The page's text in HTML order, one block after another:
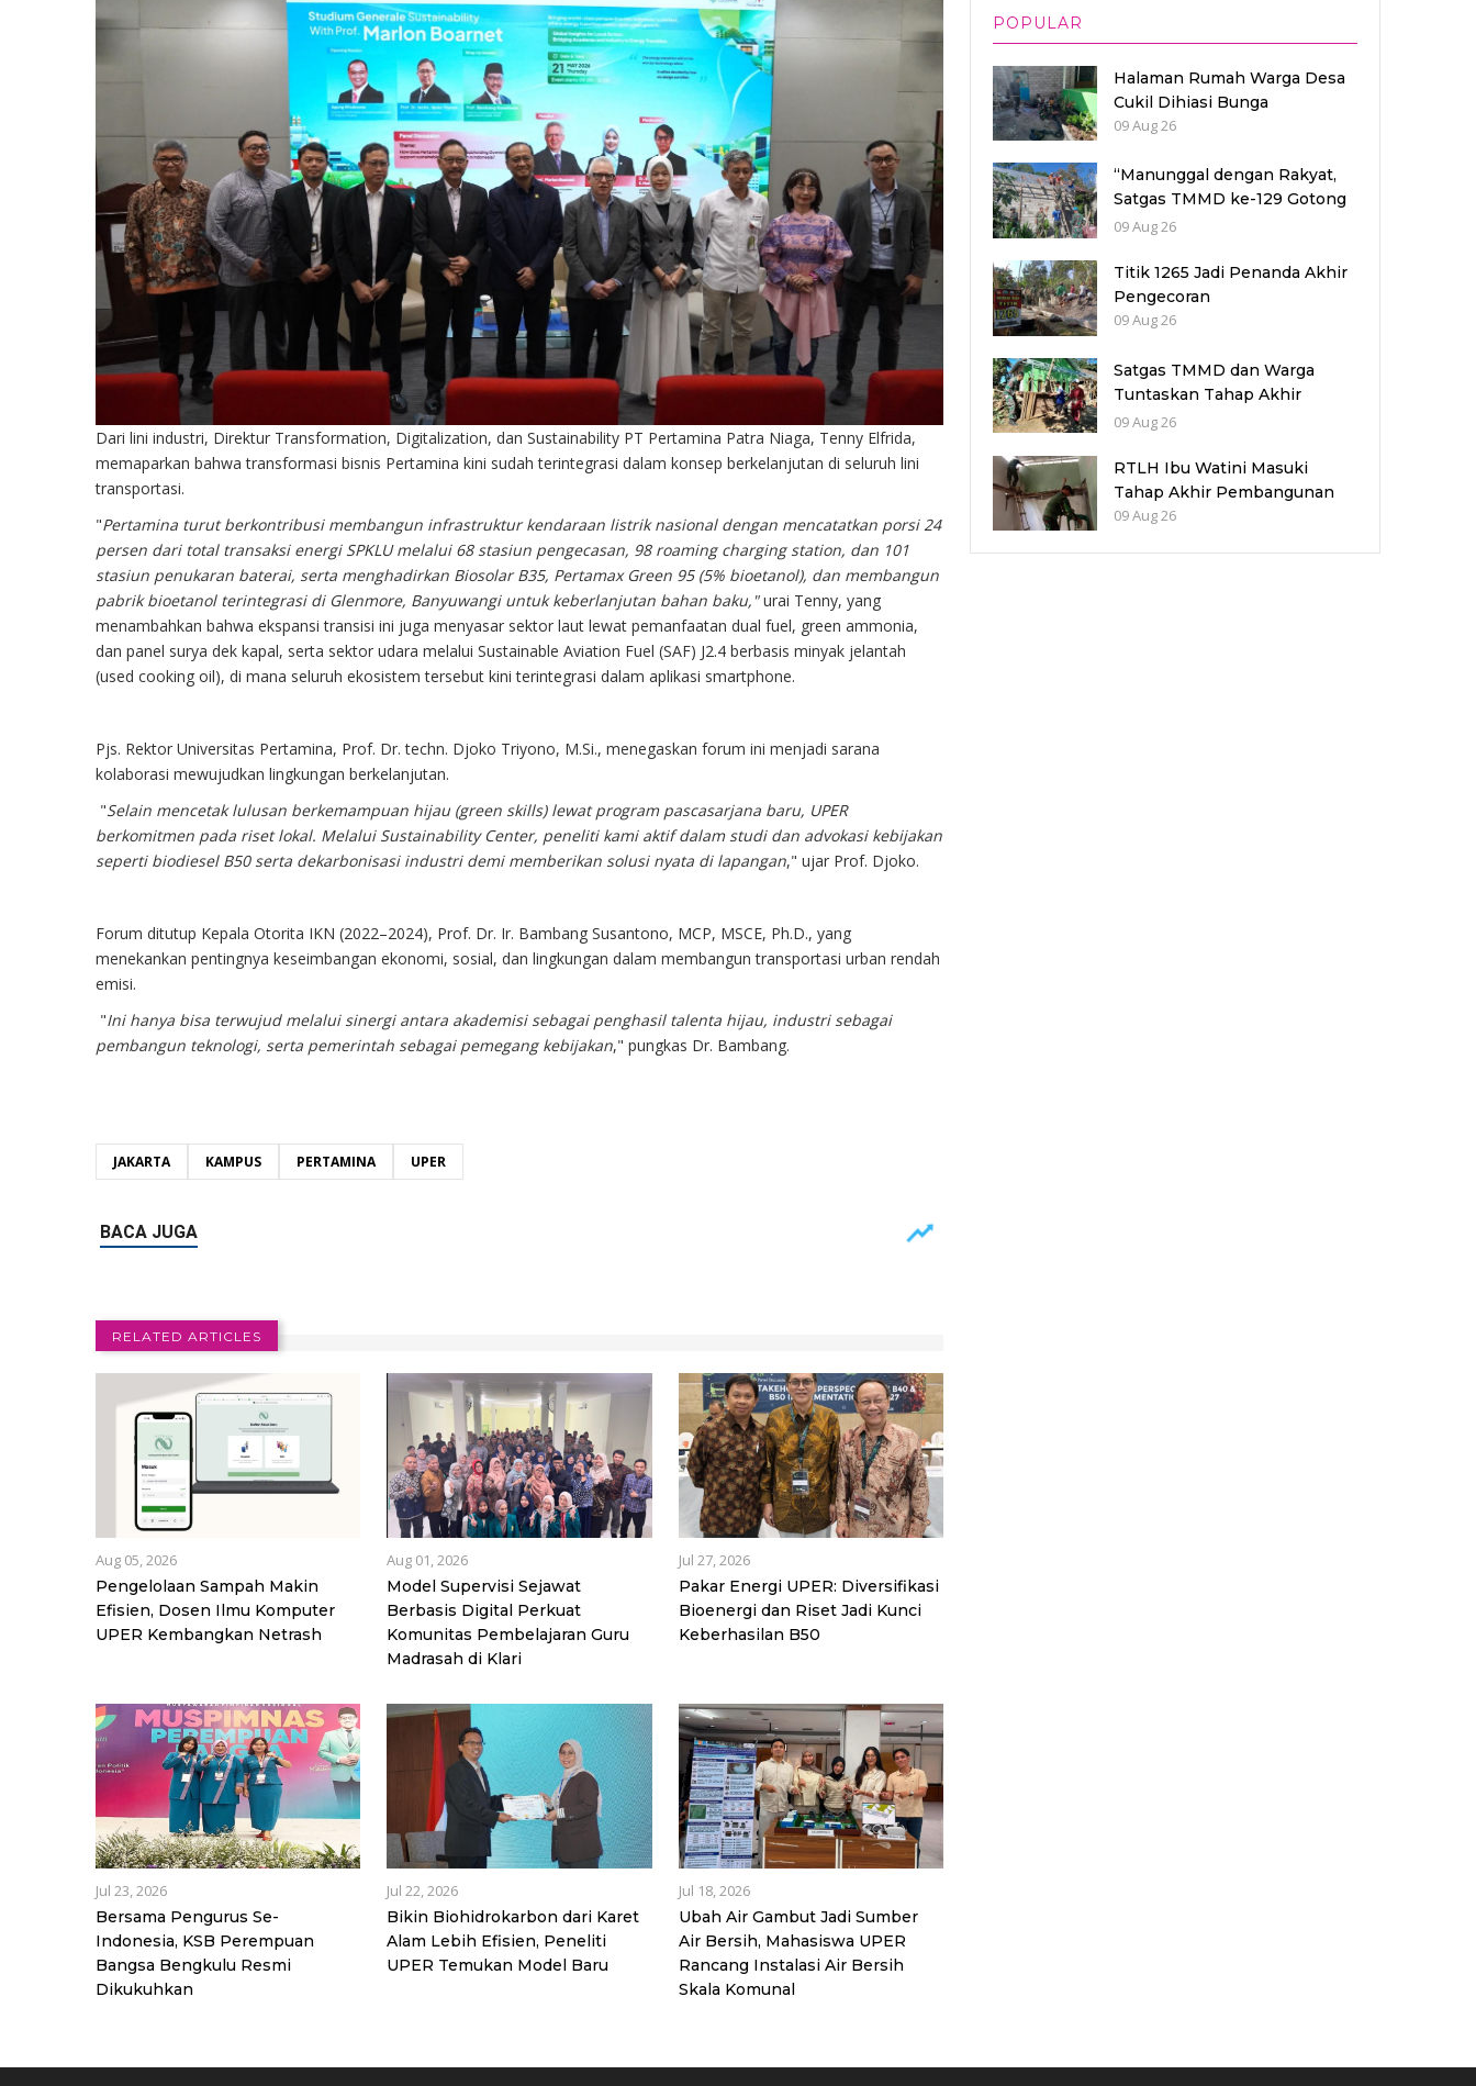
Dari lini industri, Direktur Transformation, Digitalization, dan Sustainability PT Pertamina Patra Niaga, Tenny Elfrida,
memaparkan bahwa transformasi bisnis Pertamina kini sudah terintegrasi dalam konsep berkelanjutan di seluruh lini
transportasi.
"Pertamina turut berkontribusi membangun infrastruktur kendaraan listrik nasional dengan mencatatkan porsi 24
persen dari total transaksi energi SPKLU melalui 68 stasiun pengecasan, 98 roaming charging station, dan 101
stasiun penukaran baterai, serta menghadirkan Biosolar B35, Pertamax Green 95 (5% bioetanol), dan membangun
pabrik bioetanol terintegrasi di Glenmore, Banyuwangi untuk keberlanjutan bahan baku,"urai Tenny, yang
menambahkan bahwa ekspansi transisi ini juga menyasar sektor laut lewat pemanfaatan dual fuel, green ammonia,
dan panel surya dek kapal, serta sektor udara melalui Sustainable Aviation Fuel (SAF) J2.4 berbasis minyak jelantah
(used cooking oil), di mana seluruh ekosistem tersebut kini terintegrasi dalam aplikasi smartphone.
Pjs. Rektor Universitas Pertamina, Prof. Dr. techn. Djoko Triyono, M.Si., menegaskan forum ini menjadi sarana
kolaborasi mewujudkan lingkungan berkelanjutan.
"Selain mencetak lulusan berkemampuan hijau (green skills) lewat program pascasarjana baru, UPER
berkomitmen pada riset lokal. Melalui Sustainability Center, peneliti kami aktif dalam studi dan advokasi kebijakan
seperti biodiesel B50 serta dekarbonisasi industri demi memberikan solusi nyata di lapangan," ujar Prof. Djoko.
Forum ditutup Kepala Otorita IKN (2022–2024), Prof. Dr. Ir. Bambang Susantono, MCP, MSCE, Ph.D., yang
menekankan pentingnya keseimbangan ekonomi, sosial, dan lingkungan dalam membangun transportasi urban rendah
emisi.
"Ini hanya bisa terwujud melalui sinergi antara akademisi sebagai penghasil talenta hijau, industri sebagai
pembangun teknologi, serta pemerintah sebagai pemegang kebijakan," pungkas Dr. Bambang.
JAKARTA KAMPUS PERTAMINA UPER
RELATED ARTICLES
Aug 05, 2026
Pengelolaan Sampah Makin
Efisien, Dosen Ilmu Komputer
UPER Kembangkan Netrash
Aug 01, 2026
Model Supervisi Sejawat
Berbasis Digital Perkuat
Komunitas Pembelajaran Guru
Madrasah di Klari
Jul 27, 2026
Pakar Energi UPER: Diversifikasi
Bioenergi dan Riset Jadi Kunci
Keberhasilan B50
Jul 23, 2026
Bersama Pengurus Se-
Indonesia, KSB Perempuan
Bangsa Bengkulu Resmi
Dikukuhkan
Jul 22, 2026
Bikin Biohidrokarbon dari Karet
Alam Lebih Efisien, Peneliti
UPER Temukan Model Baru
Jul 18, 2026
Ubah Air Gambut Jadi Sumber
Air Bersih, Mahasiswa UPER
Rancang Instalasi Air Bersih
Skala Komunal
POPULAR
Halaman Rumah Warga Desa
Cukil Dihiasi Bunga
09 Aug 26
“Manunggal dengan Rakyat,
Satgas TMMD ke-129 Gotong
Royong Pasang Genting
09 Aug 26
Titik 1265 Jadi Penanda Akhir
Pengecoran
09 Aug 26
Satgas TMMD dan Warga
Tuntaskan Tahap Akhir
Rehab RTLH Bapak Tupar
09 Aug 26
RTLH Ibu Watini Masuki
Tahap Akhir Pembangunan
09 Aug 26